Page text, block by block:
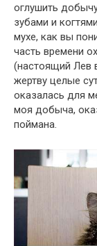
оглушить
зубами и
мухе, как вы
часть времени
(настоящий Лев
жертву целые
оказалась для
моя добыча,
поймана.